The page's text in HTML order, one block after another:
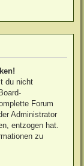
du nicht
Forum
Administrator
entzogen hat.
zu